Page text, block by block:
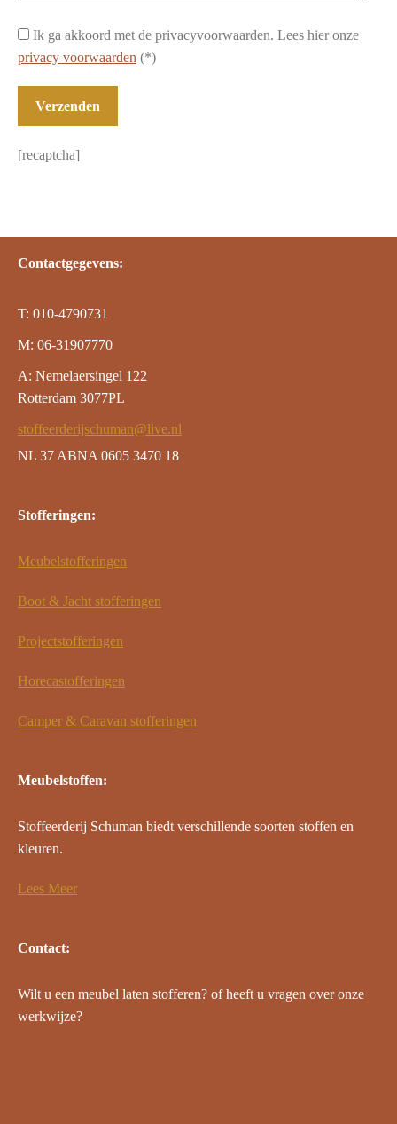
Ik ga akkoord met de privacyvoorwaarden. Lees hier onze
privacy voorwaarden (*)
[recaptcha]
Contactgegevens:
T: 010-4790731
M: 06-31907770
A: Nemelaersingel 122
Rotterdam 3077PL
stoffeerderijschuman@live.nl
NL 37 ABNA 0605 3470 18
Stofferingen:
Meubelstofferingen
Boot & Jacht stofferingen
Projectstofferingen
Horecastofferingen
Camper & Caravan stofferingen
Meubelstoffen:
Stoffeerderij Schuman biedt verschillende soorten stoffen en
kleuren.
Lees Meer
Contact:
Wilt u een meubel laten stofferen? of heeft u vragen over onze
werkwijze?